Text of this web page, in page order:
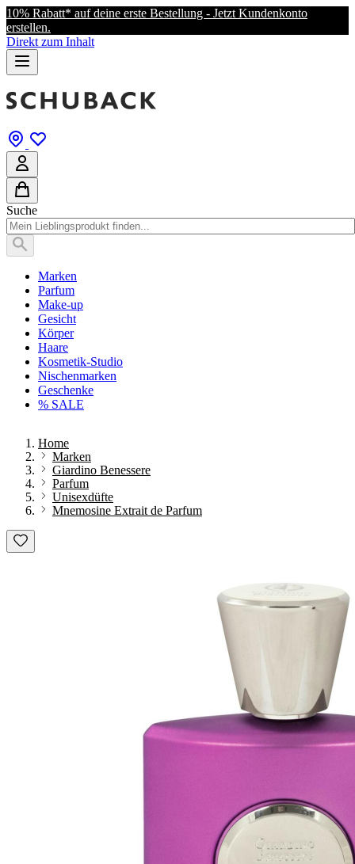
10% Rabatt* auf deine erste Bestellung - Jetzt Kundenkonto
erstellen.
Direkt zum Inhalt
Suche
Marken
Parfum
Make-up
Gesicht
Körper
Haare
Kosmetik-Studio
Nischenmarken
Geschenke
% SALE
Home
Marken
Giardino Benessere
Parfum
Unisexdüfte
Mnemosine Extrait de Parfum